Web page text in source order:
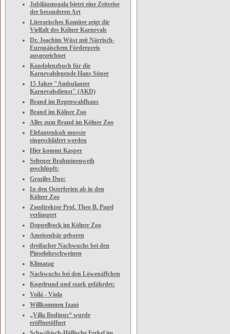
Jubiläumsgala bietet eine Zeitreise
der besonderen Art
Literarisches Komitee zeigt die
Vielfalt des Kölner Karnevals
Dr. Joachim Wüst mit Närrisch-
Europäischem Förderpreis
ausgezeichnet
Kondolenzbuch für die
Karnevalslegende Hans Süper
15 Jahre "Ambulanter
Karnevalsdienst" (AKD)
Brand im Regenwaldhaus
Brand im Kölner Zoo
Alles zum Brand im Kölner Zoo
Elefantenkuh musste
eingeschläfert werden
Hier kommt Kasper
Seltener Brahminenweih
geschlüpft:
Graziles Duo:
In den Osterferien ab in den
Kölner Zoo
Zoodirektor Prof. Theo B. Pagel
verlängert
Doppelbock im Kölner Zoo
Ameisenbär geboren
dreifacher Nachwuchs bei den
Pinselohrschweinen
Klimatag
Nachwuchs bei den Löwenäffchen
Kugelrund und stark gefährdet:
Voilá - Viola
Willkommen Izani
„Villa Bodinus“ wurde
eröffnetöffnet